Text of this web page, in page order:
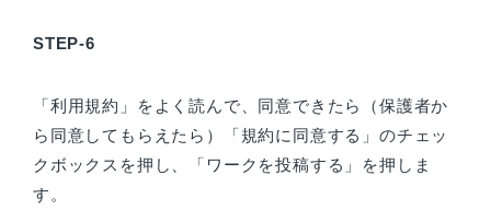
STEP-6
「利用規約」をよく読んで、同意できたら（保護者か
ら同意してもらえたら）「規約に同意する」のチェッ
クボックスを押し、「ワークを投稿する」を押しま
す。